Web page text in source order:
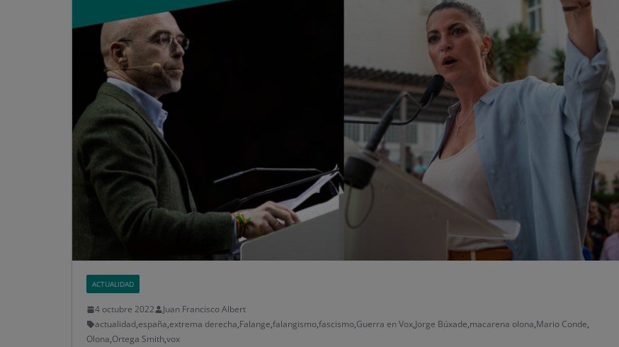
ACTUALIDAD
4 octubre 2022
Juan Francisco Albert
actualidad,españa,extrema derecha,Falange,falangismo,fascismo,Guerra en Vox,Jorge Búxade,macarena olona,Mario Conde,
Olona,Ortega Smith,vox